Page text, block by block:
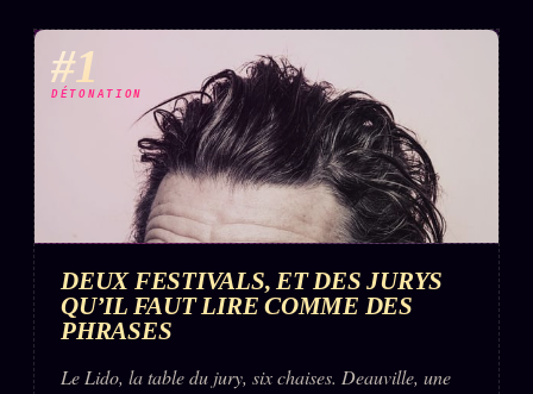
Personas
Who is who
Qui baise qui
+18
Signatures
Charte éditoriale
Studios
Words Radio FM
#1
DÉTONATION
DEUX FESTIVALS, ET DES JURYS
QU’IL FAUT LIRE COMME DES
PHRASES
Le Lido, la table du jury, six chaises. Deauville, une